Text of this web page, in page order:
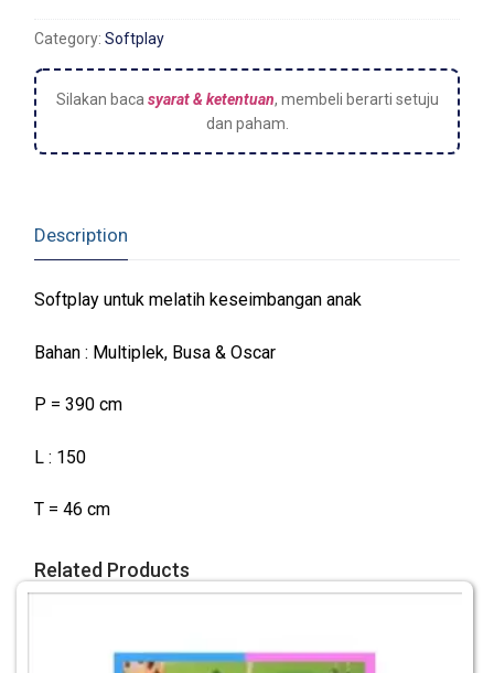
Category: Softplay
Silakan baca syarat & ketentuan, membeli berarti setuju
dan paham.
Description
Softplay untuk melatih keseimbangan anak
Bahan : Multiplek, Busa & Oscar
P = 390 cm
L : 150
T = 46 cm
Related Products